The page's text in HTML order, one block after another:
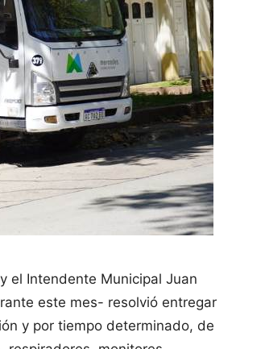
el Intendente Municipal Juan
este mes- resolvió entregar
y por tiempo determinado, de